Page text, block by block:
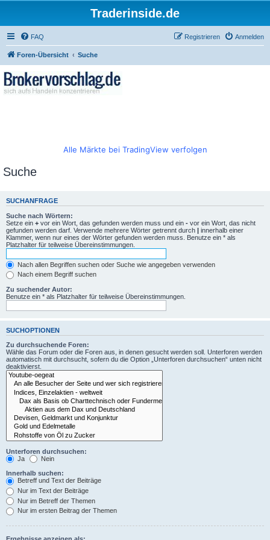
Traderinside.de
FAQ Anmelden
Registrieren
Foren-Übersicht Suche
Alle Märkte bei TradingView verfolgen
Suche
SUCHANFRAGE
Suche nach Wörtern:
Setze ein + vor ein Wort, das gefunden werden muss und ein - vor ein Wort, das nicht
gefunden werden darf. Verwende mehrere Wörter getrennt durch | innerhalb einer
Klammer, wenn nur eines der Wörter gefunden werden muss. Benutze ein * als
Platzhalter für teilweise Übereinstimmungen.
Nach allen Begriffen suchen oder Suche wie angegeben verwenden
Nach einem Begriff suchen
Zu suchender Autor:
Benutze ein * als Platzhalter für teilweise Übereinstimmungen.
SUCHOPTIONEN
Zu durchsuchende Foren:
Wähle das Forum oder die Foren aus, in denen gesucht werden soll. Unterforen werden
automatisch mit durchsucht, sofern du die Option „Unterforen durchsuchen“ unten nicht
deaktivierst.
Unterforen durchsuchen:
Ja
Nein
Innerhalb suchen:
Betreff und Text der Beiträge
Nur im Text der Beiträge
Nur im Betreff der Themen
Nur im ersten Beitrag der Themen